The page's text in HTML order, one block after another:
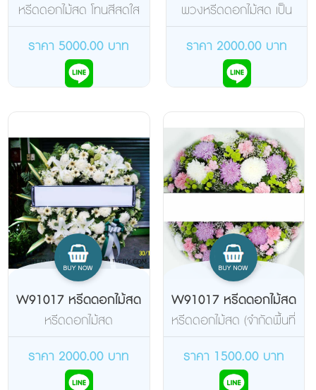
หรีดดอกไม้สด โทนสีสดใส
ราคา 5000.00 บาท
พวงหรีดดอกไม้สด เป็น
พวงหรีดดอกไม้สดขนาด
80-90 เซ็นติเมตร เป็น
พวงหรีดดอกไม้สดโทนสี
ขาว สะอาดตา และเป็นสี
ราคา 2000.00 บาท
W91017 หรีดดอกไม้สด
หรีดดอกไม้สด
ราคา 2000.00 บาท
W91017 หรีดดอกไม้สด
หรีดดอกไม้สด (จำกัดพื้นที่
ส่ง)
ราคา 1500.00 บาท